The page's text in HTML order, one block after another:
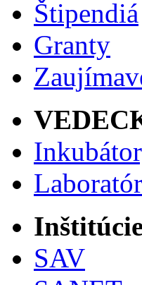
Štipendiá
Granty
SAV